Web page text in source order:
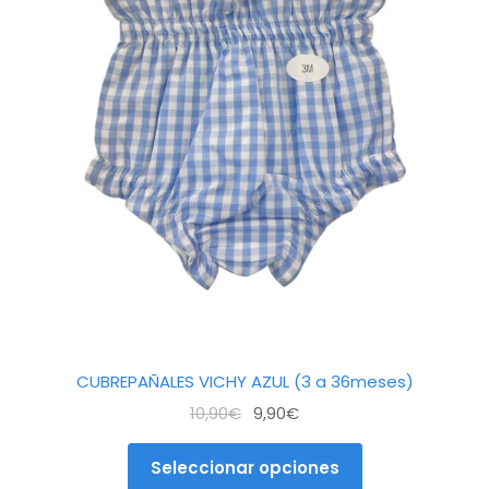
CUBREPAÑALES VICHY AZUL (3 a 36meses)
10,90€ El
precio
original
9,90€El
precio
actual
Seleccionar opciones
múltiples
variantes.
Las
opciones
se
pueden
elegir
en
la
página
de